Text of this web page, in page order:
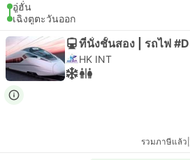
อู่ฮั่น
เฉิงตูตะวันออก
ที่นั่งชั้นสอง | รถไฟ
HK INT
รวมภาษีแล้ว